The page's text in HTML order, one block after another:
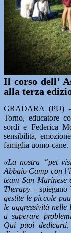
Il corso dell’
alla terza
GRADARA (PU)
Torno, educatore
sordi e Federica
sensibilità,
famiglia uomo-cane.
«La nostra “pet
Abbaio Camp con
team San Marinese
Therapy – spiegano
gestite le piccole
le aggressività
a superare
Qui puoi